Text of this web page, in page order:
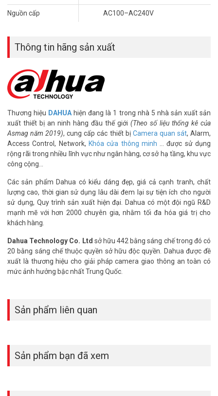
– Chế độ mở rộng: tốc độ độc lập của port 1-4 là 10Mbps, liên kết
được với công Uplink.
– Cổng giao tiếp:
+ Port 1–4: 4 × RJ-45 10/100 M (PoE)
trợ Hi-PoE
– Giao thức PoE: IEEE802.3af/IEEE802.3at/Hi-PoE
– Khả năng chuyển đổi: 1.8Gbps
– Chống sét: 2KV
– Nguồn: 53V DC
– Kích thước (mm): 130 × 85 × 26
– Khối lượng: 0.3kg
– Xuất xứ: Trung Quốc.
– Bảo hành: 24 tháng.
Đặt mua ngay sản phẩm DAHUA DH-PFS3006-4ET-60 mới nhất,
xin vui lòng liên hệ HOTLINE1900.9259để được hỗ trợ tốt nhất.
Tham khảo thêm hình ảnh tạiFacebook Vuhoangtelecom nhé!
Nguồn cấp AC100–AC240V
Thông tin hãng sản xuất
Thương hiệu DAHUA hiện đang là 1 trong nhà 5 nhà sản xuất sản
xuất thiết bị an ninh hàng đầu thế giới (Theo số liệu thống kê của
Asmag năm 2019), cung cấp các thiết bị Camera quan sát, Alarm,
Access Control, Network, Khóa cửa thông minh … được sử dụng
rộng rãi trong nhiều lĩnh vực như ngân hàng, cơ sở hạ tầng, khu vực
công cộng…
Các sản phẩm Dahua có kiểu dáng đẹp, giá cả cạnh tranh, chất
lượng cao, thời gian sử dụng lâu dài đem lại sự tiện ích cho người
sử dụng, Quy trình sản xuất hiện đại. Dahua có một đội ngũ R&D
mạnh mẽ với hơn 2000 chuyên gia, nhằm tối đa hóa giá trị cho
khách hàng.
Dahua Technology Co. Ltd sở hữu 442 bằng sáng chế trong đó có
20 bằng sáng chế thuộc quyền sở hữu độc quyền. Dahua được đề
xuất là thương hiệu cho giải pháp camera giao thông an toàn có
mức ảnh hưởng bậc nhất Trung Quốc.
Sản phẩm liên quan
Sản phẩm bạn đã xem